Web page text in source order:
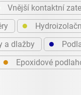
Vnější kontaktní
●
a dlažby ●
● Epoxidové